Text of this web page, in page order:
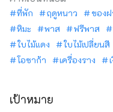
ที่พัก ฤดูหนาว ของ
หิมะ
พาส ฟรีพาส
ใบไม้แดง
ใบไม้เปลี่ยนสี
โอซาก้า
เครื่องราง
เป้าหมาย